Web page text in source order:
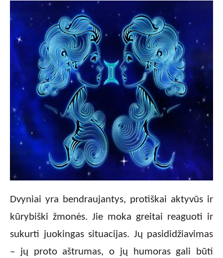
Dvyniai yra bendraujantys, protiškai aktyvūs ir
kūrybiški žmonės. Jie moka greitai reaguoti ir
sukurti juokingas situacijas. Jų pasididžiavimas
– jų proto aštrumas, o jų humoras gali būti